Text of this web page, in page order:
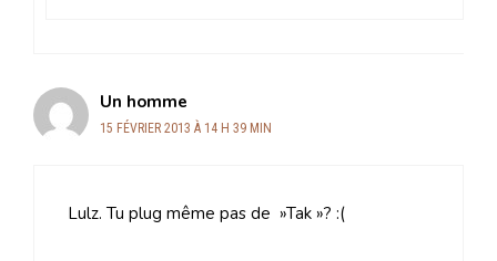
Un homme
15 FÉVRIER 2013 À 14 H 39 MIN
Lulz. Tu plug même pas de »Tak »? :(